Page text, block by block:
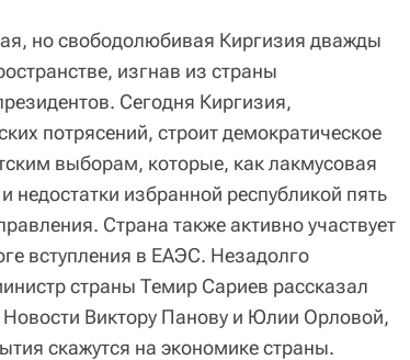
но свободолюбивая Киргизия дважды
изгнав из страны
Сегодня Киргизия,
потрясений, строит демократическое
выборам, которые, как лакмусовая
недостатки избранной республикой пять
Страна также активно участвует
вступления в ЕАЭС. Незадолго
страны Темир Сариев рассказал
Виктору Панову и Юлии Орловой,
скажутся на экономике страны.